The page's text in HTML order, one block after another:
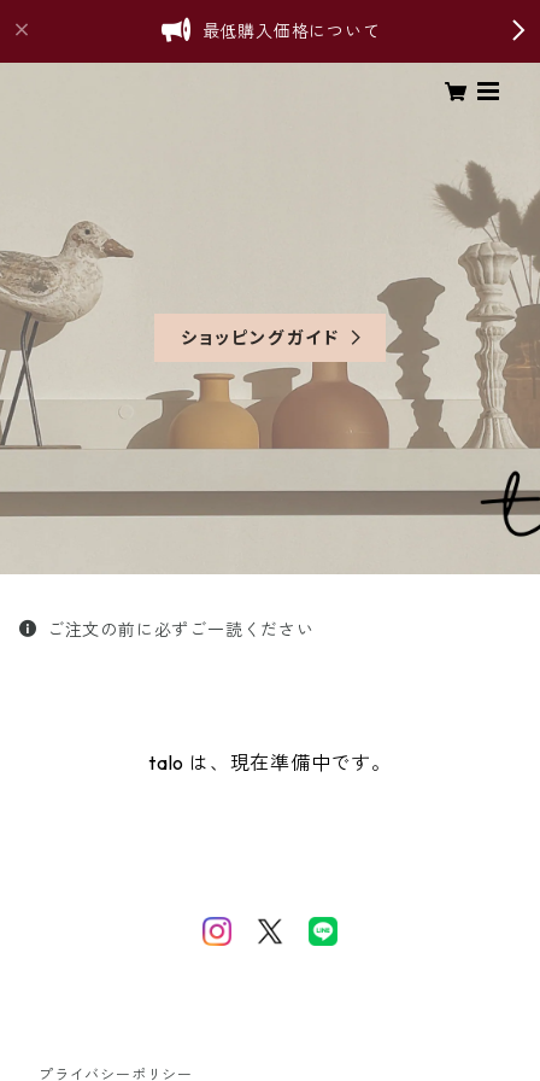
最低購入価格について
ショッピングガイド
ご注文の前に必ずご一読ください
talo は、現在準備中です。
プライバシーポリシー